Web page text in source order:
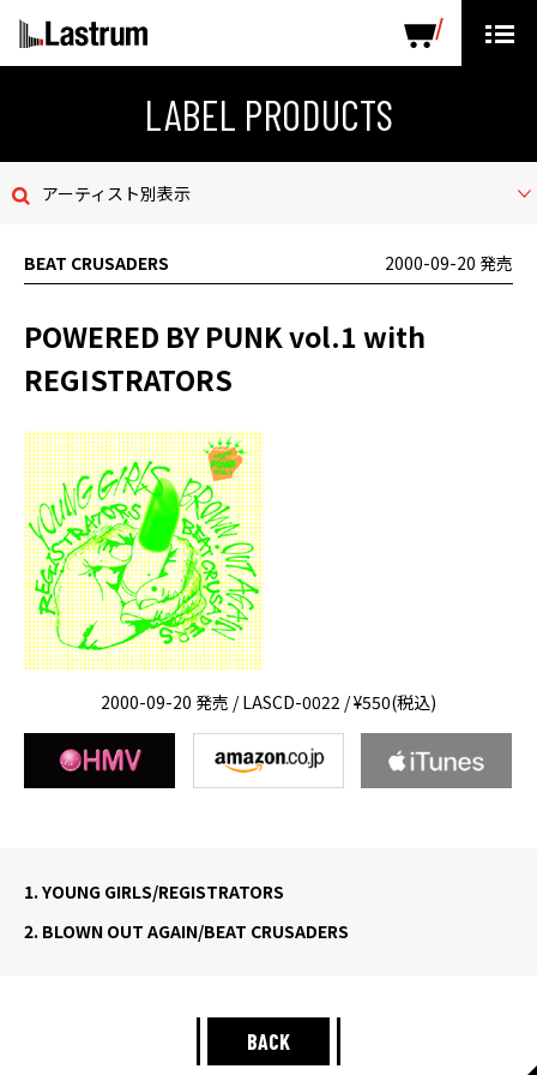
LABEL PRODUCTS
お問い合わせ
デモテープ
ENGLISH PAGE
LABEL PRODUCTS
アーティスト別表示
BEAT CRUSADERS 2000-09-20 発売
POWERED BY PUNK vol.1 with
REGISTRATORS
2000-09-20 発売 / LASCD-0022 / ¥550(税込)
1. YOUNG GIRLS/REGISTRATORS
2. BLOWN OUT AGAIN/BEAT CRUSADERS
BACK